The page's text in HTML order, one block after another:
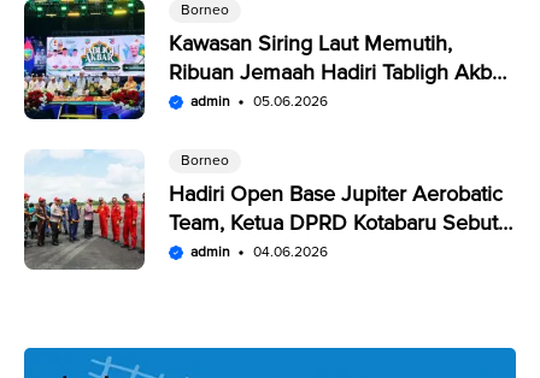
Borneo
Kawasan Siring Laut Memutih,
Ribuan Jemaah Hadiri Tabligh Akbar
HUT Kabupaten Kotabaru
admin 05.06.2026
Borneo
Hadiri Open Base Jupiter Aerobatic
Team, Ketua DPRD Kotabaru Sebut
Penampilan JAT Luar Biasa
admin 04.06.2026